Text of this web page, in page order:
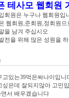
테사모 웹회원
회원은 누구나 웹회원입
웹회원,준회원,정회원으
을 남겨 주십시오
전을 위해 많은 성원을
고있는39먹은싸나이입니
싶은데 잘되지않아 고민
서 배우겠습니다